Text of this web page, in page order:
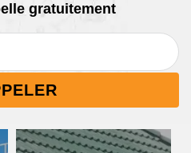
gratuitement